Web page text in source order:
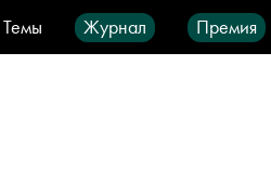
Темы Журнал Премия
Видео Город IT-продукты